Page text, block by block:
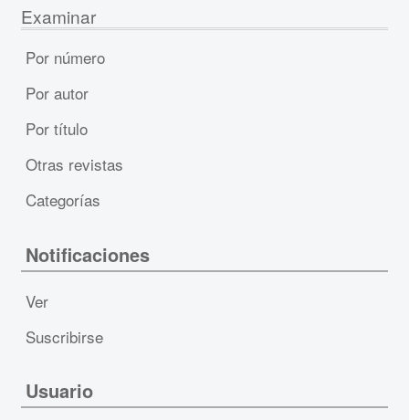
Examinar
Por número
Por autor
Por título
Otras revistas
Categorías
Notificaciones
Ver
Suscribirse
Usuario